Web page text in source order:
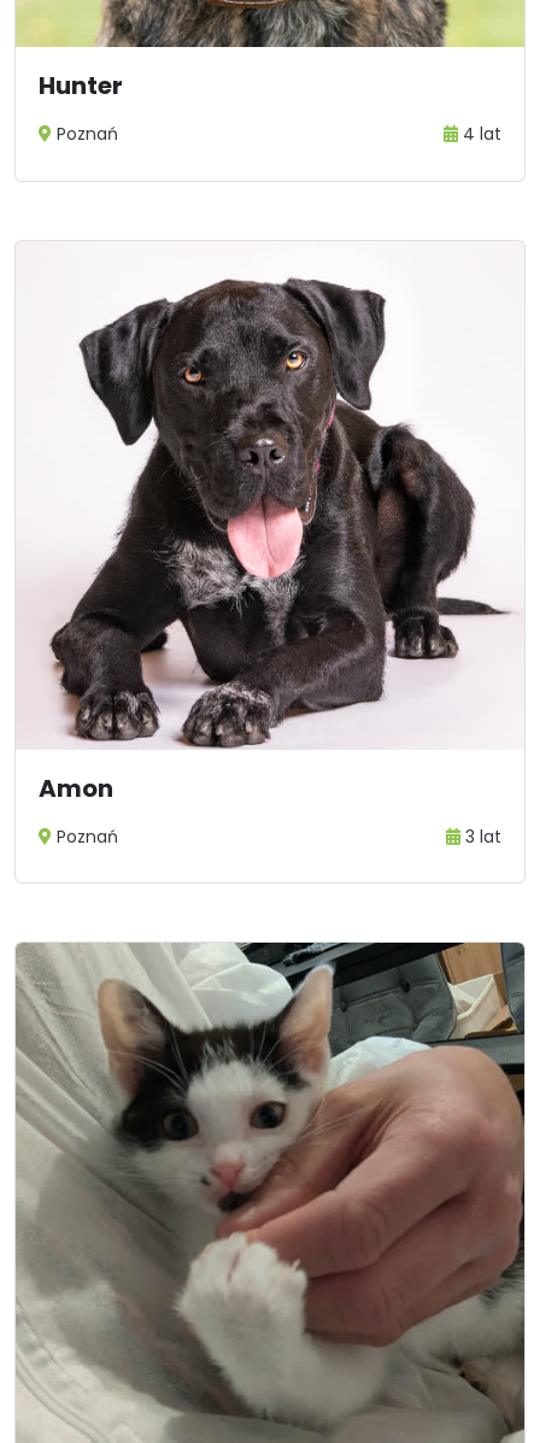
Hunter
Poznań 4 lat
Amon
Poznań 3 lat